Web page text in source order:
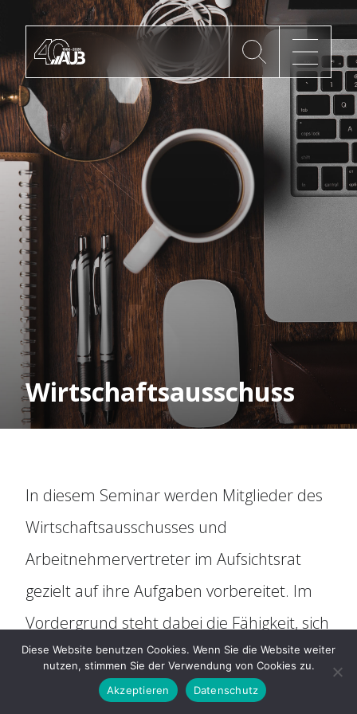
Die AUB
Mitgliedschaft
AUB Videos
Aktuelles
Newsletter
Organisation
Historie
Social Media
Für Arbeitnehmer
ARAG Rechtsschutz
Rechtsberatung
Wirtschaftsausschuss
In diesem Seminar werden Mitglieder des
Wirtschaftsausschusses und
Arbeitnehmervertreter im Aufsichtsrat
gezielt auf ihre Aufgaben vorbereitet. Im
Vordergrund steht dabei die Fähigkeit, sich
anhand vorgelegter Zahlen ein Bild von
der wirtschaftlichen Lage des
Diese Website benutzen Cookies. Wenn Sie die Website weiter
nutzen, stimmen Sie der Verwendung von Cookies zu.
Akzeptieren
Datenschutz